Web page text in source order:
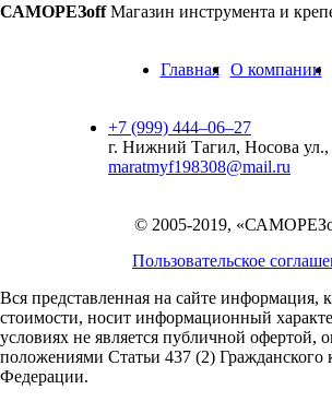
САМОРЕЗoff Магазин инструмента и
Главная О компании
+7 (999) 444‒06‒27
г. Нижний Тагил, Носова ул.,
maratmyf198308@mail.ru
© 2005-2019,
Пользовательское
Вся представленная на сайте информация,
стоимости, носит информационный
условиях не является публичной офертой,
положениями Статьи 437 (2) Гражданского
Федерации.